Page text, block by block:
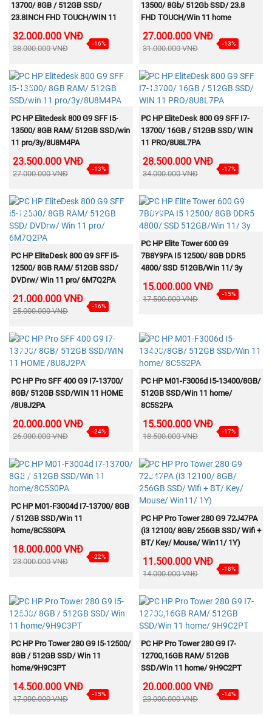
13700/ 8GB / 512GB SSD/
23.8INCH FHD TOUCH/WIN 11
HOME/ 8W8J3PA
32.000.000 VNĐ
38.000.000 VNĐ
-16%
13500/ 8Gb/ 512Gb SSD/ 23.8
FHD TOUCH/Win 11 home
/8W2Z6PA
27.000.000 VNĐ
31.000.000 VNĐ
-13%
NEW
MUA NGAY
PC HP Elitedesk 800 G9 SFF I5-
13500/ 8GB RAM/ 512GB SSD/win
11 pro/3y/8U8M4PA
23.500.000 VNĐ
27.000.000 VNĐ
-13%
NEW
MUA NGAY
PC HP EliteDesk 800 G9 SFF I7-
13700/ 16GB / 512GB SSD/ WIN
11 PRO/8U8L7PA
28.500.000 VNĐ
34.000.000 VNĐ
-17%
NEW
MUA NGAY
PC HP EliteDesk 800 G9 SFF i5-
12500/ 8GB RAM/ 512GB SSD/
DVDrw/ Win 11 pro/ 6M7Q2PA
21.000.000 VNĐ
25.000.000 VNĐ
-16%
NEW
MUA NGAY
PC HP Elite Tower 600 G9
7B8Y9PA I5 12500/ 8GB DDR5
4800/ SSD 512GB/Win 11/ 3y
15.000.000 VNĐ
17.500.000 VNĐ
-15%
NEW
MUA NGAY
PC HP Pro SFF 400 G9 I7-13700/
8GB/ 512GB SSD/WIN 11 HOME
/8U8J2PA
20.000.000 VNĐ
26.000.000 VNĐ
-24%
NEW
MUA NGAY
PC HP M01-F3006d I5-13400/8GB/
512GB SSD/Win 11 home/
8C5S2PA
15.500.000 VNĐ
18.500.000 VNĐ
-17%
NEW
MUA NGAY
PC HP M01-F3004d I7-13700/ 8GB
/ 512GB SSD/Win 11
home/8C5S0PA
18.000.000 VNĐ
23.000.000 VNĐ
-22%
NEW
MUA NGAY
PC HP Pro Tower 280 G9 72J47PA
(i3 12100/ 8GB/ 256GB SSD/ Wifi +
BT/ Key/ Mouse/ Win11/ 1Y)
11.500.000 VNĐ
14.000.000 VNĐ
-18%
NEW
MUA NGAY
PC HP Pro Tower 280 G9 I5-12500/
8GB / 512GB SSD/ Win 11
home/9H9C3PT
14.500.000 VNĐ
17.000.000 VNĐ
-15%
NEW
MUA NGAY
PC HP Pro Tower 280 G9 I7-
12700,16GB RAM/ 512GB
SSD/Win 11 home/ 9H9C2PT
20.000.000 VNĐ
23.000.000 VNĐ
-14%